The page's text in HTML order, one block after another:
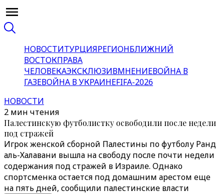
НОВОСТИТУРЦИЯРЕГИОНБЛИЖНИЙ
ВОСТОКПРАВА
ЧЕЛОВЕКАЭКСКЛЮЗИВМНЕНИЕВОЙНА В
ГАЗЕВОЙНА В УКРАИНЕFIFA-2026
НОВОСТИ
2 мин чтения
Палестинскую футболистку освободили после недели
под стражей
Игрок женской сборной Палестины по футболу Ранд
аль-Халавани вышла на свободу после почти недели
содержания под стражей в Израиле. Однако
спортсменка остается под домашним арестом еще
на пять дней, сообщили палестинские власти